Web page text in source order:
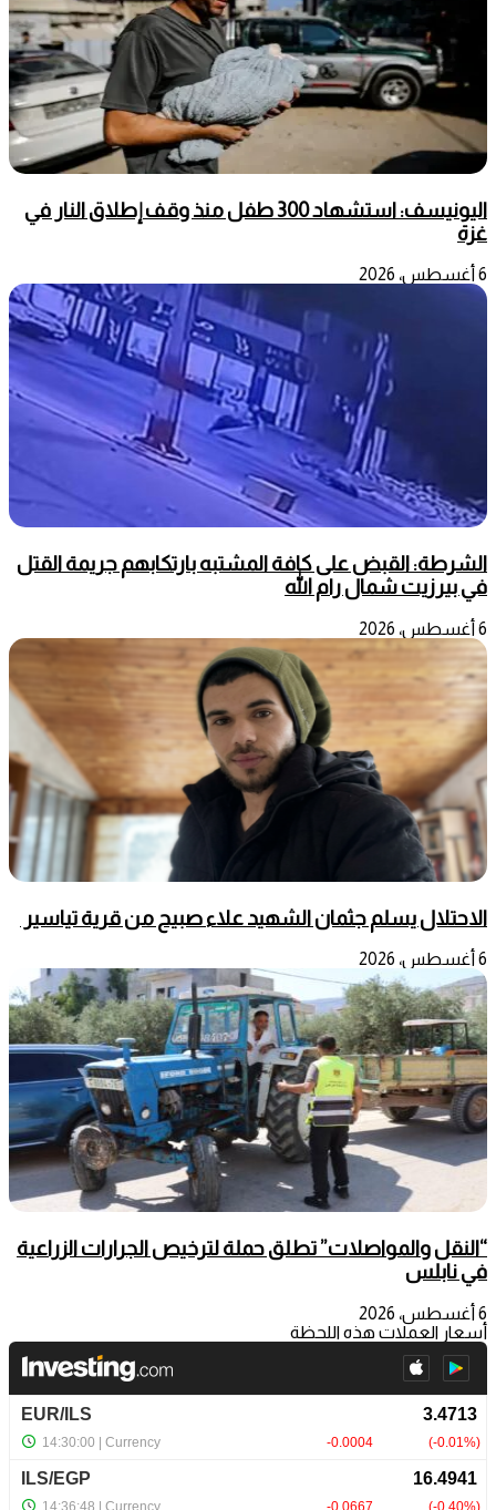
اليونيسف: استشهاد 300 طفل منذ وقف إطلاق النار في
غزة
6 أغسطس، 2026
الشرطة: القبض على كافة المشتبه بارتكابهم جريمة القتل
في بيرزيت شمال رام الله
6 أغسطس، 2026
الاحتلال يسلم جثمان الشهيد علاء صبيح من قرية تياسير
6 أغسطس، 2026
“النقل والمواصلات” تطلق حملة لترخيص الجرارات الزراعية
في نابلس
6 أغسطس، 2026
أسعار العملات هذه اللحظة